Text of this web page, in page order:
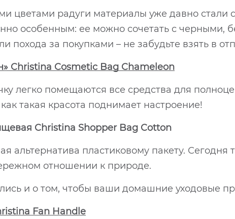
цветами радуги материалы уже давно стали
особенным: ее можно сочетать с черными,
похода за покупками – не забудьте взять в
Christina Cosmetic Bag Chameleon
легко помещаются все средства для
такая красота поднимает настроение!
Christina Shopper Bag Cotton
альтернатива пластиковому пакету.
отношении к природе.
и о том, чтобы ваши домашние уходовые
Fan Handle